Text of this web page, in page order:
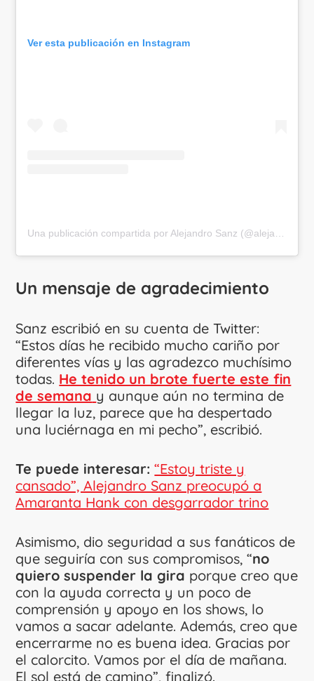
Ver esta publicación en Instagram
Un mensaje de agradecimiento
Sanz escribió en su cuenta de Twitter:
“Estos días he recibido mucho cariño por
diferentes vías y las agradezco muchísimo
todas. He tenido un brote fuerte este fin
de semana y aunque aún no termina de
llegar la luz, parece que ha despertado
una luciérnaga en mi pecho”, escribió.
Te puede interesar:“Estoy triste y
cansado”, Alejandro Sanz preocupó a
Amaranta Hank con desgarrador trino
Asimismo, dio seguridad a sus fanáticos de
que seguiría con sus compromisos, “no
quiero suspender la gira porque creo que
con la ayuda correcta y un poco de
comprensión y apoyo en los shows, lo
vamos a sacar adelante. Además, creo que
encerrarme no es buena idea. Gracias por
el calorcito. Vamos por el día de mañana.
El sol está de camino”, finalizó.